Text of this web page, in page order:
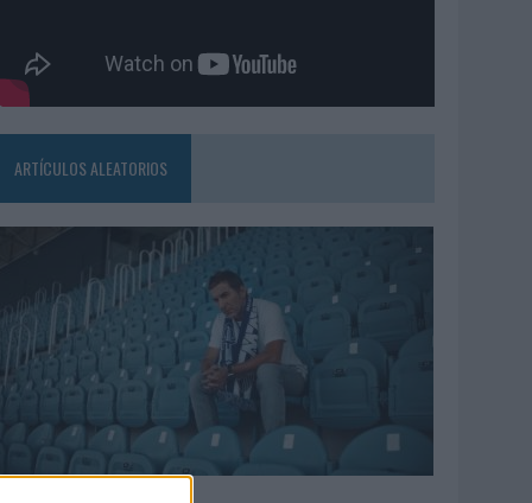
ARTÍCULOS ALEATORIOS